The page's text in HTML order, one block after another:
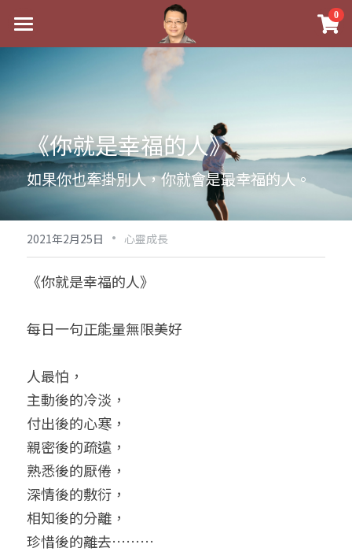
0
最新消息
祖傳命理
手工印鑑
課程介紹
五行八字學
後天派陽宅
Blog
黃金會員專區
八字雜記
站長精選
臉書生活
好書推廌
試閱專區
Podcast聽書
陽宅視頻
線上直播
自我挑戰
線上學苑
八字進階班
八字中階班
八字高階班
五人實戰班
五行計算初階班
《十神高階實戰錄》完整典藏版
科學八字推理PDF
八字批命
小兒命名
科學八字推理1
科學八字推理2
科學八字推理3
科學八字輕鬆學
輕鬆學會科學八字推理
與我預約
批命預約
上課預約
常見問題
FB粉絲頁
登錄/註冊
搜索
繁體中文
繁體中文
0938617837
《你就是幸福的人》
如果你也牽掛別人，你就會是最幸福的人。
2021年2月25日 · 心靈成長
《你就是幸福的人》
每日一句正能量無限美好
人最怕，
主動後的冷淡，
付出後的心寒，
親密後的疏遠，
熟悉後的厭倦，
深情後的敷衍，
相知後的分離，
珍惜後的離去………
×
商品分類
《十神高階實戰錄》完整典藏版
1美元超值PDF
八字線上批命
小兒命名